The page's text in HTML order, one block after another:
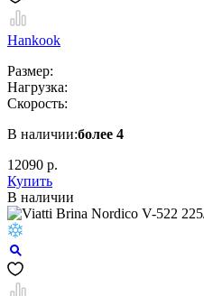
Hankook
Размер:
Нагрузка:
Скорость:
В наличии:более 4
12090 р.
Купить
В наличии